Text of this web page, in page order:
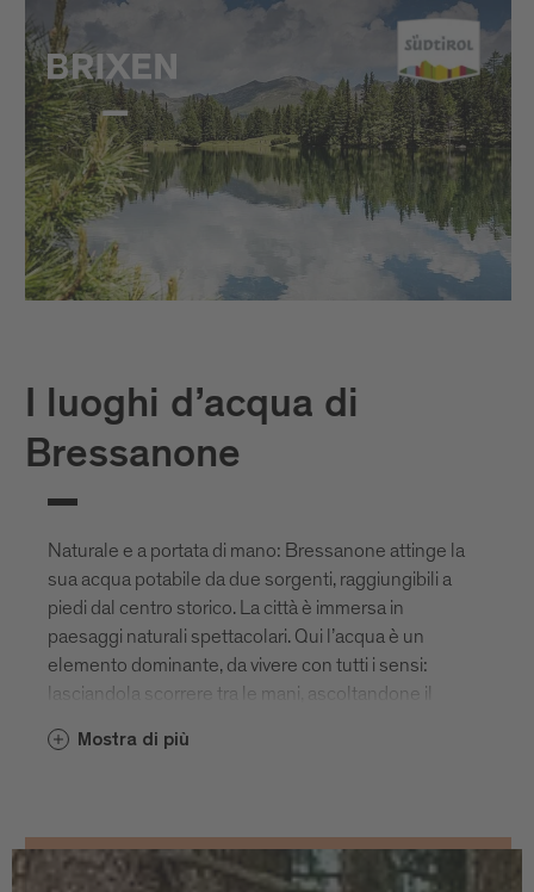
I luoghi d’acqua di
Bressanone
Naturale e a portata di mano: Bressanone attinge la
sua acqua potabile da due sorgenti, raggiungibili a
piedi dal centro storico. La città è immersa in
paesaggi naturali spettacolari. Qui l’acqua è un
elemento dominante, da vivere con tutti i sensi:
lasciandola scorrere tra le mani, ascoltandone il
immergendo i piedi stanchi, dopo una lunga
ben 48 fonti di acqua potabile. Molte di esse
narrano storie che si perdono nei secoli...
Mostra di più